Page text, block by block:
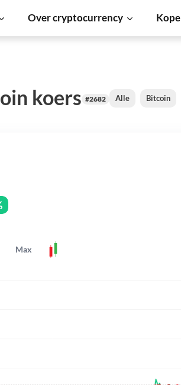
Over cryptocurrency
koers #2682 Alle Bitcoin
Max